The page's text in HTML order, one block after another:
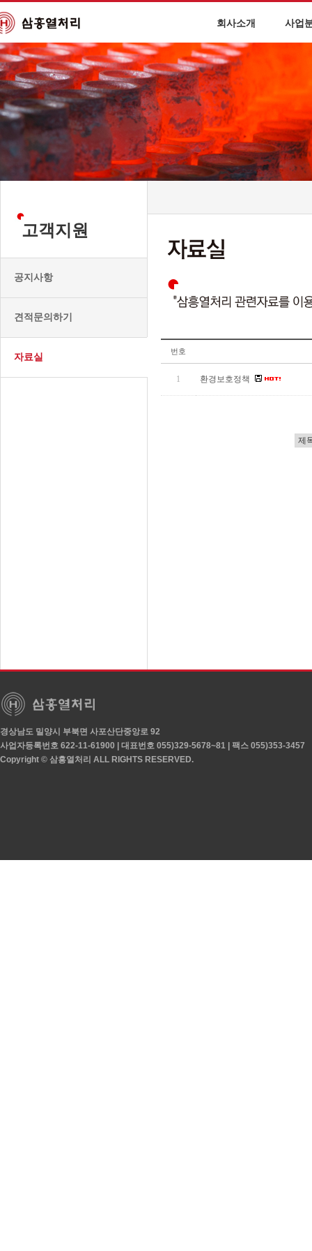
회사소개 사업
고객지원
공지사항
견적문의하기
자료실 번호
1 환경보호정책
경상남도 밀양시 부북면 사포산단중앙로 92
사업자등록번호 622-11-61900 | 대표번호 055)329-5678~81 | 팩스 055)353-3457
Copyright © 삼흥열처리 ALL RIGHTS RESERVED.